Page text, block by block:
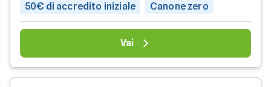
50€ di accredito iniziale
Canone zero
Vai